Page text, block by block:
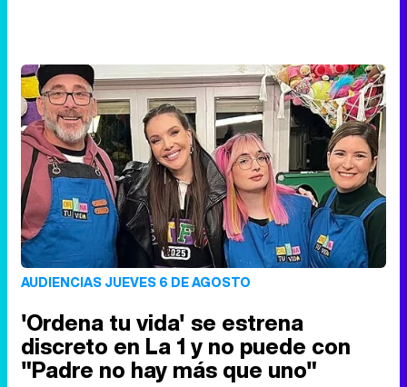
AUDIENCIAS JUEVES 6 DE AGOSTO
'Ordena tu vida' se estrena
discreto en La 1 y no puede con
"Padre no hay más que uno"